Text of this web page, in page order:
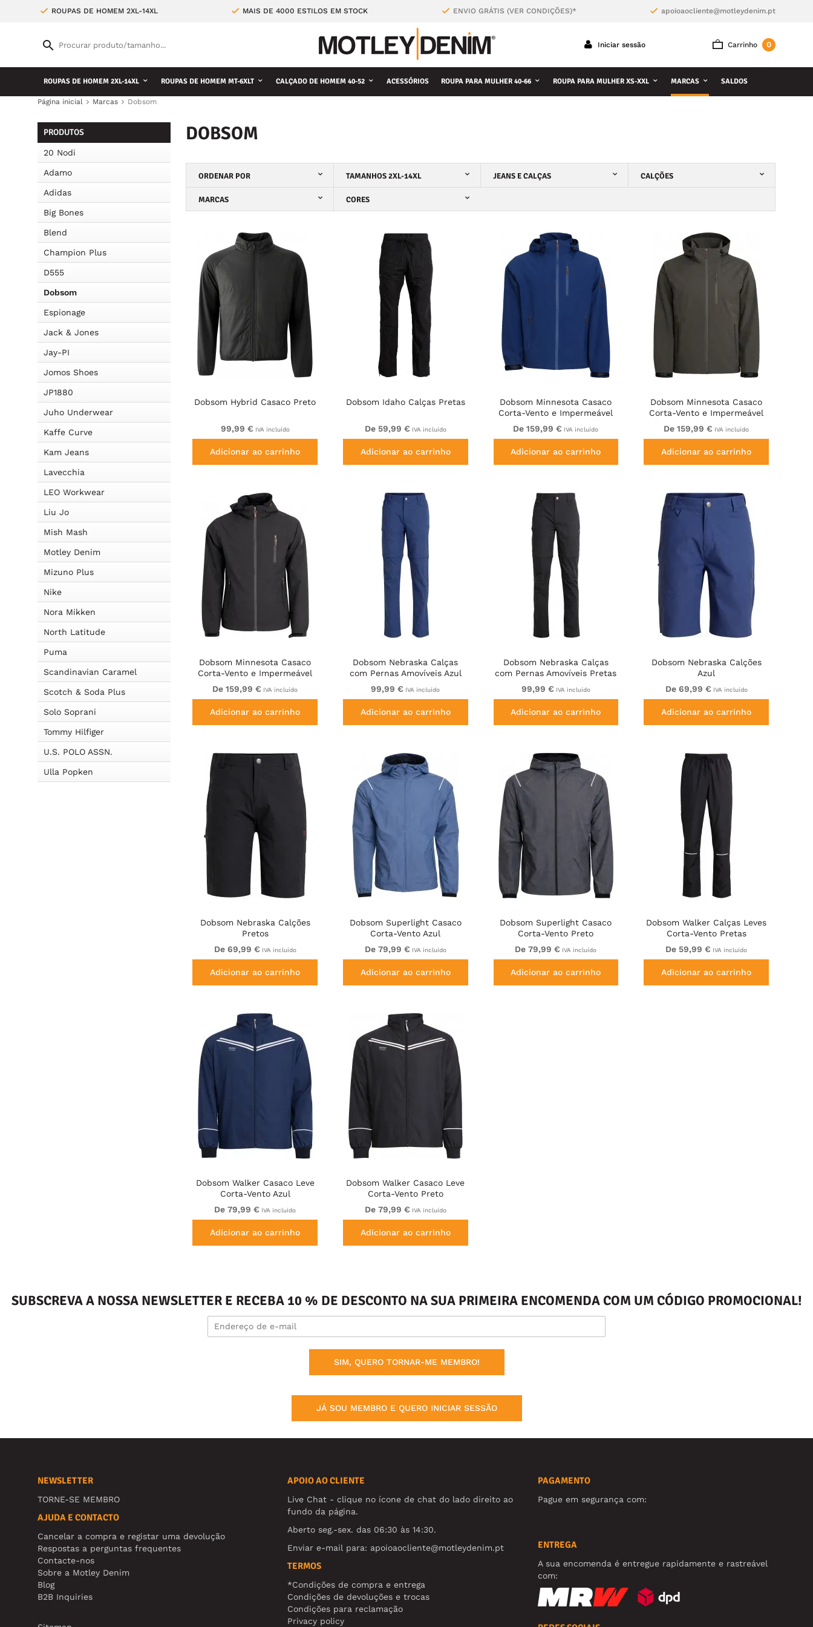
ROUPAS DE HOMEM 2XL-14XL MAIS DE 4000 ESTILOS EM STOCK ENVIO GRÁTIS (VER CONDIÇÕES)* apoioaocliente@motleydenim.pt
Carrinho 0
Iniciar sessão
ROUPAS DE HOMEM 2XL-14XL ROUPAS DE HOMEM MT-6XLT CALÇADO DE HOMEM 40-52 ACESSÓRIOS ROUPA PARA MULHER 40-66 ROUPA PARA MULHER XS-XXL MARCAS SALDOS
Página inicial Marcas Dobsom
PRODUTOS
20 Nodi
Adamo
Adidas
Big Bones
Blend
Champion Plus
D555
Dobsom
Espionage
Jack & Jones
Jay-PI
Jomos Shoes
JP1880
Juho Underwear
Kaffe Curve
Kam Jeans
Lavecchia
LEO Workwear
Liu Jo
Mish Mash
Motley Denim
Mizuno Plus
Nike
Nora Mikken
North Latitude
Puma
Scandinavian Caramel
Scotch & Soda Plus
Solo Soprani
Tommy Hilfiger
U.S. POLO ASSN.
Ulla Popken
DOBSOM
ORDENAR POR TAMANHOS 2XL-14XL JEANS E CALÇAS CALÇÕES
MARCAS CORES
Dobsom Hybrid Casaco Preto
99,99 € IVA incluído
Adicionar ao carrinho
Dobsom Idaho Calças Pretas
De 59,99 € IVA incluído
Adicionar ao carrinho
Dobsom Minnesota Casaco
Corta-Vento e Impermeável
Azul
De 159,99 € IVA incluído
Adicionar ao carrinho
Dobsom Minnesota Casaco
Corta-Vento e Impermeável
Castanho Escuro
De 159,99 € IVA incluído
Adicionar ao carrinho
Dobsom Minnesota Casaco
Corta-Vento e Impermeável
Preto
De 159,99 € IVA incluído
Adicionar ao carrinho
Dobsom Nebraska Calças
com Pernas Amovíveis Azul
99,99 € IVA incluído
Adicionar ao carrinho
Dobsom Nebraska Calças
com Pernas Amovíveis Pretas
99,99 € IVA incluído
Adicionar ao carrinho
Dobsom Nebraska Calções
Azul
De 69,99 € IVA incluído
Adicionar ao carrinho
Dobsom Nebraska Calções
Pretos
De 69,99 € IVA incluído
Adicionar ao carrinho
Dobsom Superlight Casaco
Corta-Vento Azul
De 79,99 € IVA incluído
Adicionar ao carrinho
Dobsom Superlight Casaco
Corta-Vento Preto
De 79,99 € IVA incluído
Adicionar ao carrinho
Dobsom Walker Calças Leves
Corta-Vento Pretas
De 59,99 € IVA incluído
Adicionar ao carrinho
Dobsom Walker Casaco Leve
Corta-Vento Azul
De 79,99 € IVA incluído
Adicionar ao carrinho
Dobsom Walker Casaco Leve
Corta-Vento Preto
De 79,99 € IVA incluído
Adicionar ao carrinho
SUBSCREVA A NOSSA NEWSLETTER E RECEBA 10 % DE DESCONTO NA SUA PRIMEIRA ENCOMENDA COM UM CÓDIGO PROMOCIONAL!
SIM, QUERO TORNAR-ME MEMBRO!
JÁ SOU MEMBRO E QUERO INICIAR SESSÃO
NEWSLETTER
TORNE-SE MEMBRO
AJUDA E CONTACTO
Cancelar a compra e registar uma devolução
Respostas a perguntas frequentes
Contacte-nos
Sobre a Motley Denim
Blog
B2B Inquiries
APOIO AO CLIENTE
Live Chat - clique no ícone de chat do lado direito ao
fundo da página.
Aberto seg.-sex. das 06:30 às 14:30.
Enviar e-mail para: apoioaocliente@motleydenim.pt
TERMOS
*Condições de compra e entrega
Condições de devoluções e trocas
Condições para reclamação
Privacy policy
PAGAMENTO
Pague em segurança com:
ENTREGA
A sua encomenda é entregue rapidamente e rastreável
com: